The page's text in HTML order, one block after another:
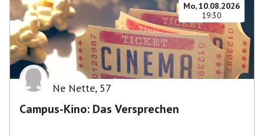
Mo, 10.08.2026
19:30
Ne Nette, 57
Campus-Kino: Das Versprechen